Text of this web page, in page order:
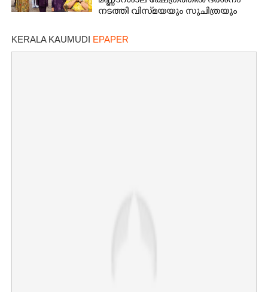
നടത്തി വിസ്‌മയയും സുചിത്രയും
KERALA KAUMUDI EPAPER